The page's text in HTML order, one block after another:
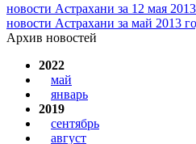
новости Астрахани за 12 мая
новости Астрахани за май 2013
Архив новостей
2022
май
январь
2019
сентябрь
август